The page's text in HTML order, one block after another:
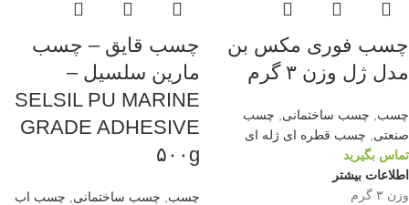
چسب فوری مکس بن
مدل ژل وزن ۳ گرم
چسب چسب ساختمانی
چسب
صنعتی
چسب قطره ای ژله ای
تماس بگیرید
اطلاعات بیشتر
وزن ۳ گرم
چسب قایق – چسب
مارین سلسیل –
SELSIL PU MARINE
GRADE ADHESIVE
۵۰۰g
چسب چسب ساختمانی
چسب اب